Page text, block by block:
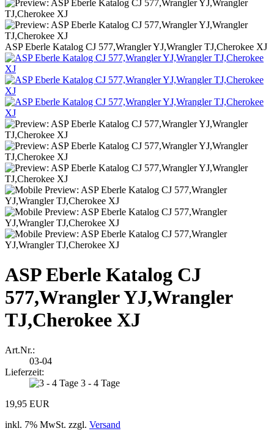
ASP Eberle Katalog CJ 577,Wrangler YJ,Wrangler TJ,Cherokee XJ
ASP Eberle Katalog CJ
577,Wrangler YJ,Wrangler
TJ,Cherokee XJ
Art.Nr.:
03-04
Lieferzeit:
3 - 4 Tage
19,95 EUR
inkl. 7% MwSt. zzgl. Versand